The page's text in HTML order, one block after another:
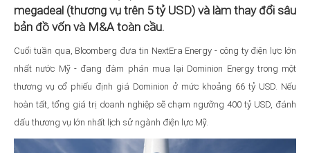
megadeal (thương vụ trên 5 tỷ USD) và làm thay đổi sâu
bản đồ vốn và M&A toàn cầu.
Cuối tuần qua, Bloomberg đưa tin NextEra Energy - công ty điện lực lớn
nhất nước Mỹ - đang đàm phán mua lại Dominion Energy trong một
thương vụ cổ phiếu định giá Dominion ở mức khoảng 66 tỷ USD. Nếu
hoàn tất, tổng giá trị doanh nghiệp sẽ chạm ngưỡng 400 tỷ USD, đánh
dấu thương vụ lớn nhất lịch sử ngành điện lực Mỹ.